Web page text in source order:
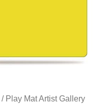
/ Play Mat Artist Gallery